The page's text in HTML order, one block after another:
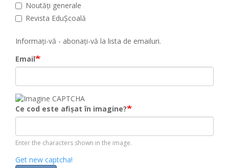
Noutăți generale
Revista EduȘcoală
Informați-vă - abonați-vă la lista de emailuri.
Email
Ce cod este afișat în imagine?
Enter the characters shown in the image.
Get new captcha!